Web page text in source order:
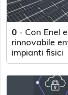
0 - Con Enel
rinnovabile
impianti fisici